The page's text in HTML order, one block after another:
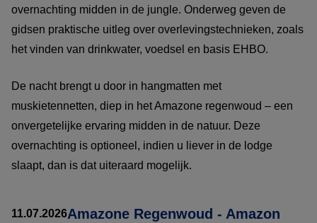
overnachting midden in de jungle. Onderweg geven de
gidsen praktische uitleg over overlevingstechnieken, zoals
het vinden van drinkwater, voedsel en basis EHBO.
De nacht brengt u door in hangmatten met
muskietennetten, diep in het Amazone regenwoud – een
onvergetelijke ervaring midden in de natuur. Deze
overnachting is optioneel, indien u liever in de lodge
slaapt, dan is dat uiteraard mogelijk.
11.07.2026Amazone Regenwoud - Amazon